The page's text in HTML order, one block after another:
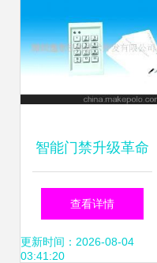
智能门禁升级革命
解锁苏浙沪皖闽赣
远程管控新体验，
查看详情
更新时间：2026-08-04
03:41:20